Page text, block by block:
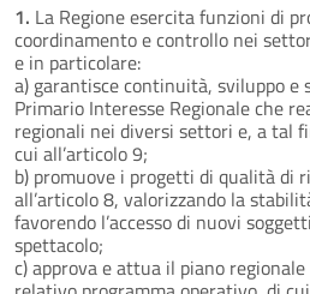
1. La Regione esercita funzioni di
coordinamento e controllo nei
e in particolare:
a) garantisce continuità, sviluppo e
Primario Interesse Regionale che
regionali nei diversi settori e, a tal
cui all’articolo 9;
b) promuove i progetti di qualità di
all’articolo 8, valorizzando la
favorendo l’accesso di nuovi
spettacolo;
c) approva e attua il piano